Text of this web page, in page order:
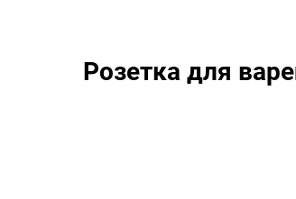
Розетка для